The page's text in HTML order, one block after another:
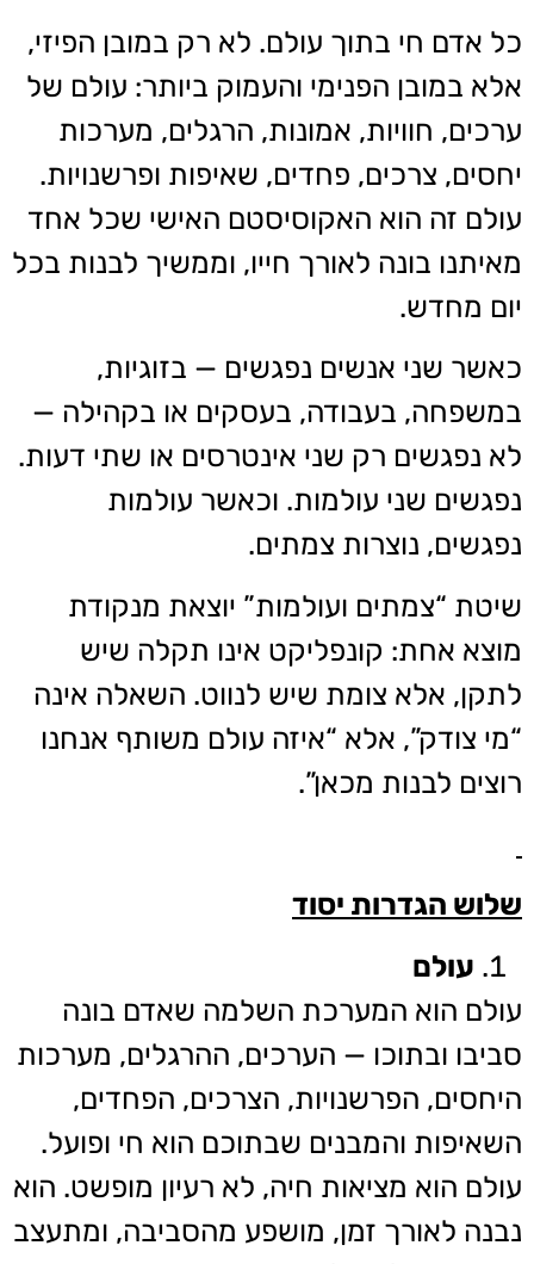
כל אדם חי בתוך עולם. לא רק במובן הפיזי,
אלא במובן הפנימי והעמוק ביותר: עולם של
ערכים, חוויות, אמונות, הרגלים, מערכות
יחסים, צרכים, פחדים, שאיפות ופרשנויות.
עולם זה הוא האקוסיסטם האישי שכל אחד
מאיתנו בונה לאורך חייו, וממשיך לבנות בכל
יום מחדש.
כאשר שני אנשים נפגשים — בזוגיות,
במשפחה, בעבודה, בעסקים או בקהילה —
לא נפגשים רק שני אינטרסים או שתי דעות.
נפגשים שני עולמות. וכאשר עולמות
נפגשים, נוצרות צמתים.
שיטת “צמתים ועולמות” יוצאת מנקודת
מוצא אחת: קונפליקט אינו תקלה שיש
לתקן, אלא צומת שיש לנווט. השאלה אינה
“מי צודק”, אלא “איזה עולם משותף אנחנו
רוצים לבנות מכאן”.
שלוש הגדרות יסוד
עולם
עולם הוא המערכת השלמה שאדם בונה
סביבו ובתוכו — הערכים, ההרגלים, מערכות
היחסים, הפרשנויות, הצרכים, הפחדים,
השאיפות והמבנים שבתוכם הוא חי ופועל.
עולם הוא מציאות חיה, לא רעיון מופשט. הוא
נבנה לאורך זמן, מושפע מהסביבה, ומתעצב